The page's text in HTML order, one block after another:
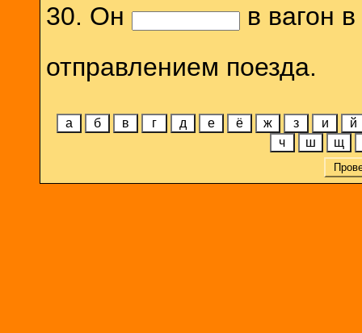
30. Он
в вагон
отправлением поезда.
а б в г д е ё ж з и
й
ч
ш щ